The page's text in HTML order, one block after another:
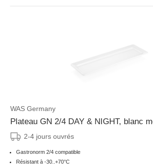
WAS Germany
Plateau GN 2/4 DAY & NIGHT, blanc
2-4 jours ouvrés
Gastronorm 2/4 compatible
Résistant à -30..+70°C